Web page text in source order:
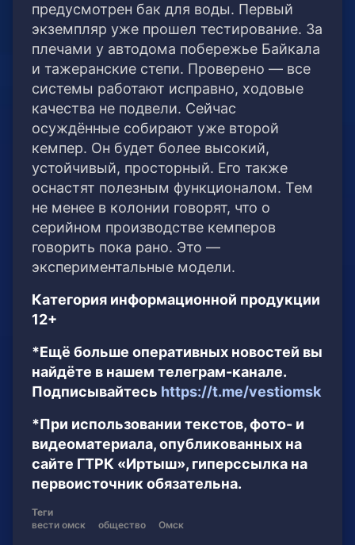
предусмотрен бак для воды. Первый
экземпляр уже прошел тестирование. За
плечами у автодома побережье Байкала
и тажеранские степи. Проверено — все
системы работают исправно, ходовые
качества не подвели. Сейчас
осуждённые собирают уже второй
кемпер. Он будет более высокий,
устойчивый, просторный. Его также
оснастят полезным функционалом. Тем
не менее в колонии говорят, что о
серийном производстве кемперов
говорить пока рано. Это —
экспериментальные модели.
Категория информационной продукции
12+
*Ещё больше оперативных новостей вы
найдёте в нашем телеграм-канале.
Подписывайтесь https://t.me/vestiomsk
*При использовании текстов, фото- и
видеоматериала, опубликованных на
сайте ГТРК «Иртыш», гиперссылка на
первоисточник обязательна.
Теги
вести омск
общество Омск